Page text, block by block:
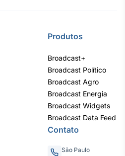
BroadFast
Produtos
Broadcast+
Broadcast Político
Broadcast Agro
Broadcast Energia
Broadcast Widgets
Broadcast Data Feed
Contato
São Paulo